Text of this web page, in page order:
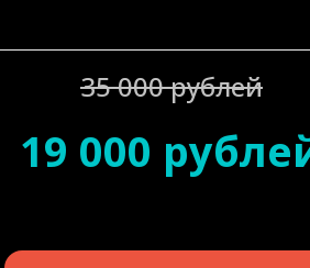
35 000 рублей
19 000